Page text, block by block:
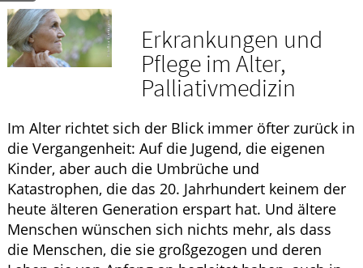
Krankheiten & Therapie
HOMÖOPATHIE
Erkrankungen und
Pflege im Alter,
Palliativmedizin
Im Alter richtet sich der Blick immer öfter zurück in
die Vergangenheit: Auf die Jugend, die eigenen
Kinder, aber auch die Umbrüche und
Katastrophen, die das 20. Jahrhundert keinem der
heute älteren Generation erspart hat. Und ältere
Menschen wünschen sich nichts mehr, als dass
die Menschen, die sie großgezogen und deren